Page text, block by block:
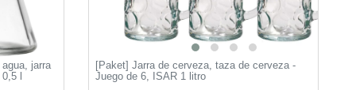
jarra
l
[Paket] Jarra de cerveza, taza de cerveza -
Juego de 6, ISAR 1 litro